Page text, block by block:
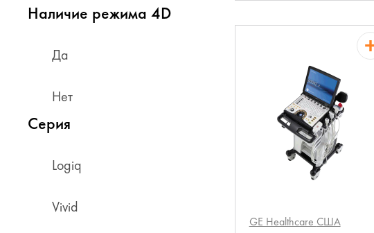
Наличие режима 4D
Да
Нет
Серия
Logiq
Vivid
GE Healthcare США